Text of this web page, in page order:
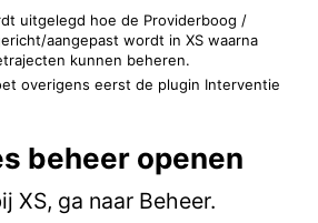
uitgelegd hoe de Providerboog /
aangepast wordt in XS waarna
kunnen beheren.
overigens eerst de plugin Interventie
beheer openen
XS, ga naar Beheer.